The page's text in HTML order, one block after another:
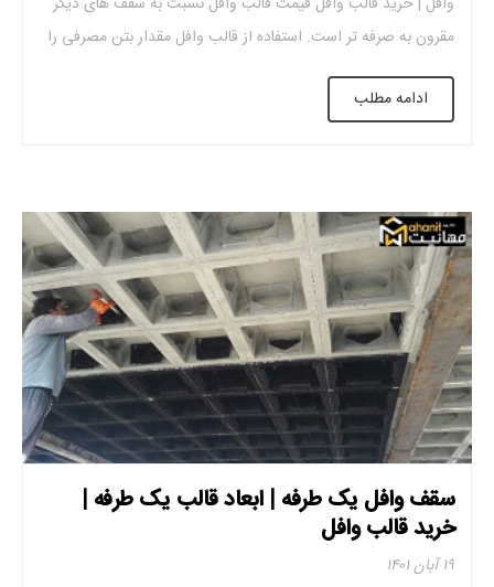
مقرون به صرفه تر است. استفاده از قالب وافل مقدار بتن مصرفی را
کاهش میدهد. این امر باعث کاهش قیمت آن می شود. این کاهش
در میزان بتن باعث کاهش […]
ادامه مطلب
سقف وافل یک طرفه | ابعاد قالب یک طرفه |
خرید قالب وافل
۱۹ آبان ۱۴۰۱